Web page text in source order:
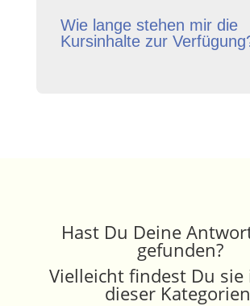
Wie lange stehen mir die
Kursinhalte zur
Hast Du Deine
gefunden?
Vielleicht findest Du
dieser